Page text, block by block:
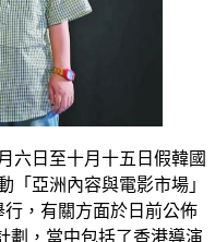
六日至十月十五日假韓國
「亞洲內容與電影市場」
，有關方面於日前公佈
劃，當中包括了香港導演